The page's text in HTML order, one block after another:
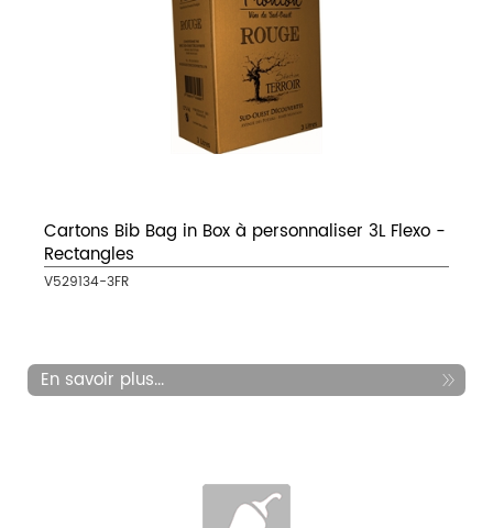
Cartons Bib Bag in Box à personnaliser 3L Flexo -
Rectangles
V529134-3FR
En savoir plus...